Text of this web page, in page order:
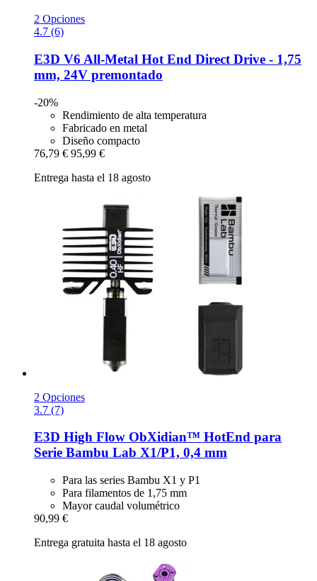
2 Opciones
4.7 (6)
E3D V6 All-​Metal Hot End Direct Drive -​ 1,75
mm, 24V premontado
-20%
Rendimiento de alta temperatura
Fabricado en metal
Diseño compacto
76,79 € 95,99 €
Entrega hasta el 18 agosto
2 Opciones
3.7 (7)
E3D High Flow ObXidian™ HotEnd para
Serie Bambu Lab X1/P1, 0,4 mm
Para las series Bambu X1 y P1
Para filamentos de 1,75 mm
Mayor caudal volumétrico
90,99 €
Entrega gratuita hasta el 18 agosto